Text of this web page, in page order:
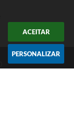
ACEITAR
PERSONALIZAR